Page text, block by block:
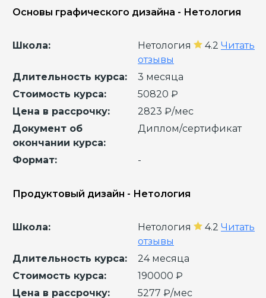
Основы графического дизайна - Нетология
Школа: Нетология 4.2 Читать
отзывы
Длительность курса:
3 месяца
Стоимость курса:
50820 ₽
Цена в рассрочку:
2823 ₽/мес
Документ об
окончании курса:
Диплом/сертификат
Формат: -
Продуктовый дизайн - Нетология
Школа: Нетология 4.2 Читать
отзывы
Длительность курса:
24 месяца
Стоимость курса:
190000 ₽
Цена в рассрочку:
5277 ₽/мес